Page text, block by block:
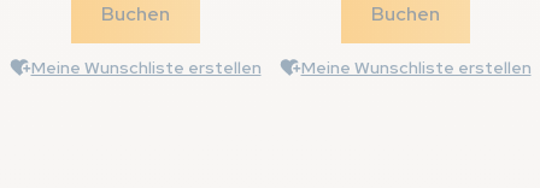
Buchen
Meine Wunschliste erstellen
Buchen
Meine Wunschliste erstellen